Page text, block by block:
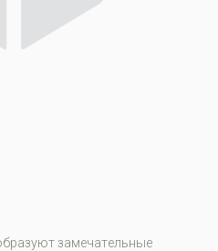
зaмeчaтeльныe